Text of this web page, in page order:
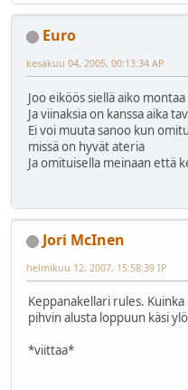
Euro
kesäkuu 04, 2005, 00:13:34 AP
Joo eiköös siellä aiko
Ja viinaksia on kanssa aika
Ei voi muuta sanoo kun
missä on hyvät ateria
Ja omituisella meinaan että
Jori McInen
helmikuu 12, 2007, 15:58:39 IP
Keppanakellari rules.
pihvin alusta loppuun käsi
*viittaa*